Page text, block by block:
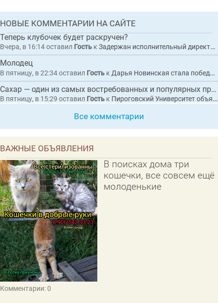
ГЛАВНАЯНОВОСТЬ
набережной в Гусь-Хрустальном
НОВЫЕ КОММЕНТАРИИ НА САЙТЕ
Теперь клубочек будет раскручен?
Вчера, в 16:14оставил Гость к Задержан исполнительный директор коммерческой организации по обвинению в покушении на мошенничество при выполнении работ по благоустройству набережной в Гусь-Хрустальном
Молодец
В пятницу, в 22:34оставил Гость к Дарья Новинская стала победителем Кубка наций по боксу
Сахар — один из самых востребованных и популярных продуктов питания в мире.
В пятницу, в 15:29 оставил Гость к Пироговский Университет объяснил, как сахар влияет на организм и приводит к диабету
Все комментарии
ВАЖНЫЕ ОБЪЯВЛЕНИЯ
В поисках дома три
кошечки, все совсем ещё
молоденькие
Комментарии: 0